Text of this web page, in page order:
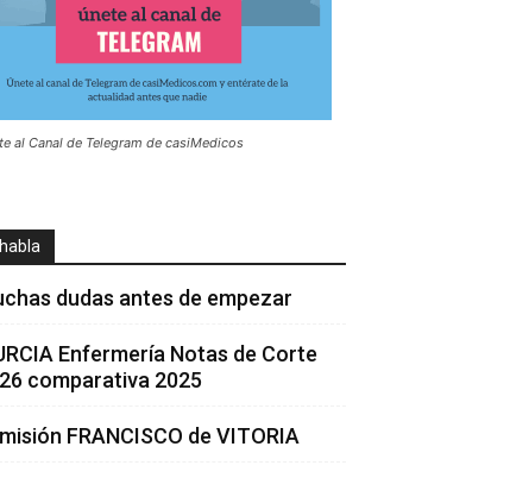
al Canal de Telegram de casiMedicos
dudas antes de empezar
Enfermería Notas de Corte
comparativa 2025
FRANCISCO de VITORIA